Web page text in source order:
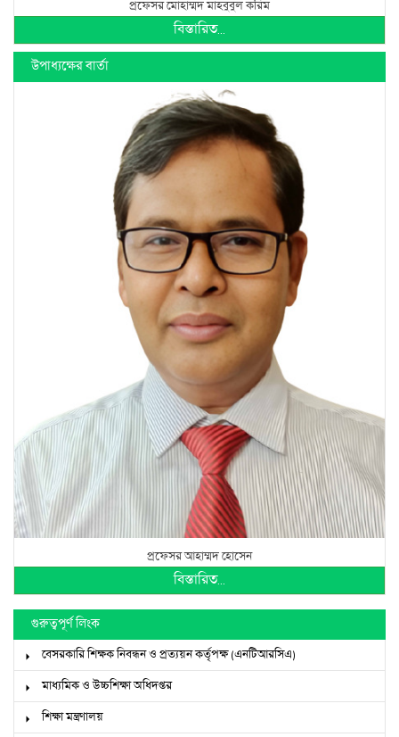
প্রফেসর মোহাম্মদ মাহবুবুল করিম
বিস্তারিত...
উপাধ্যক্ষের বার্তা
প্রফেসর আহাম্মদ হোসেন
বিস্তারিত...
গুরুত্বপূর্ণ লিংক
বেসরকারি শিক্ষক নিবন্ধন ও প্রত্যয়ন কর্তৃপক্ষ (এনটিআরসিএ)
মাধ্যমিক ও উচ্চশিক্ষা অধিদপ্তর
শিক্ষা মন্ত্রণালয়